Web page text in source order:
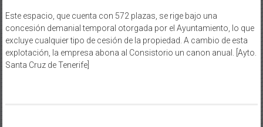
Este espacio, que cuenta con 572 plazas, se rige bajo una
concesión demanial temporal otorgada por el Ayuntamiento, lo que
excluye cualquier tipo de cesión de la propiedad. A cambio de esta
explotación, la empresa abona al Consistorio un canon anual. [Ayto.
Santa Cruz de Tenerife]